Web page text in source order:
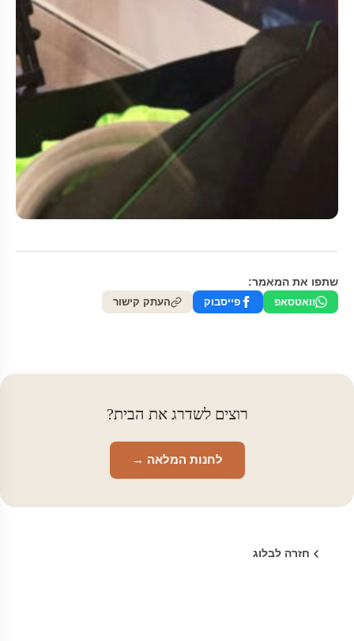
שתפו את המאמר:
וואטסאפ פייסבוק העתק קישור
רוצים לשדרג את הבית?
לחנות המלאה →
חזרה לבלוג